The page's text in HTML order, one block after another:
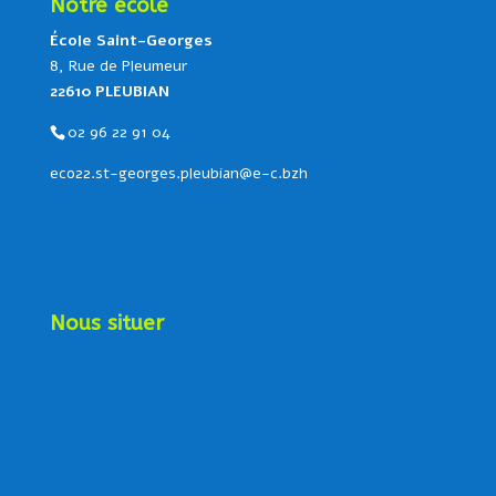
Notre école
École Saint-Georges
8, Rue de Pleumeur
22610 PLEUBIAN
02 96 22 91 04
eco22.st-georges.pleubian@e-c.bzh
Nous situer